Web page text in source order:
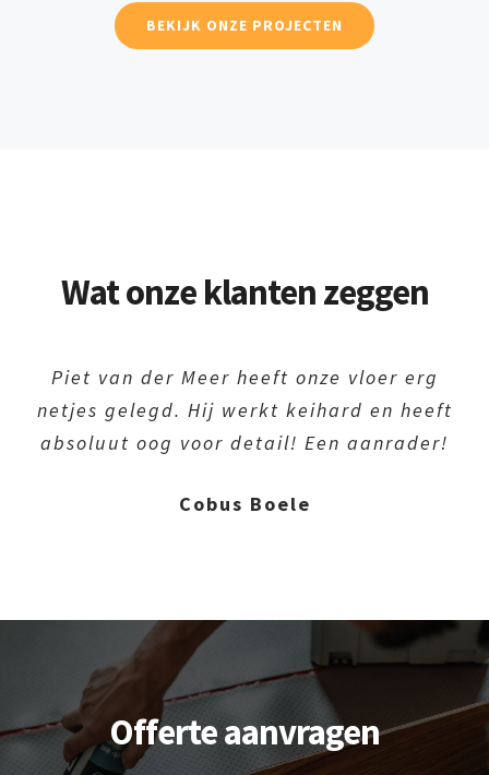
BEKIJK ONZE PROJECTEN
Wat onze klanten zeggen
netjes gelegd. Hij werkt keihard en heeft
absoluut oog voor detail! Een aanrader!
Beste vakman van de Krimpenerwaard
Jan-Pieter Schakelaar
Offerte aanvragen